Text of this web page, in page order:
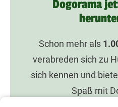
Dogorama
Schon mehr als
verabreden sich zu
sich kennen und
Spaß mit